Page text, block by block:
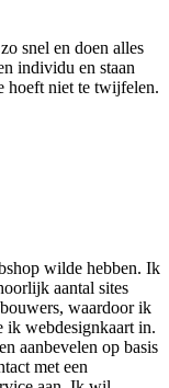
snel en doen alles
individu en staan
hoeft niet te twijfelen.
wilde hebben. Ik
aantal sites
waardoor ik
ik webdesignkaart in.
aanbevelen op basis
met een